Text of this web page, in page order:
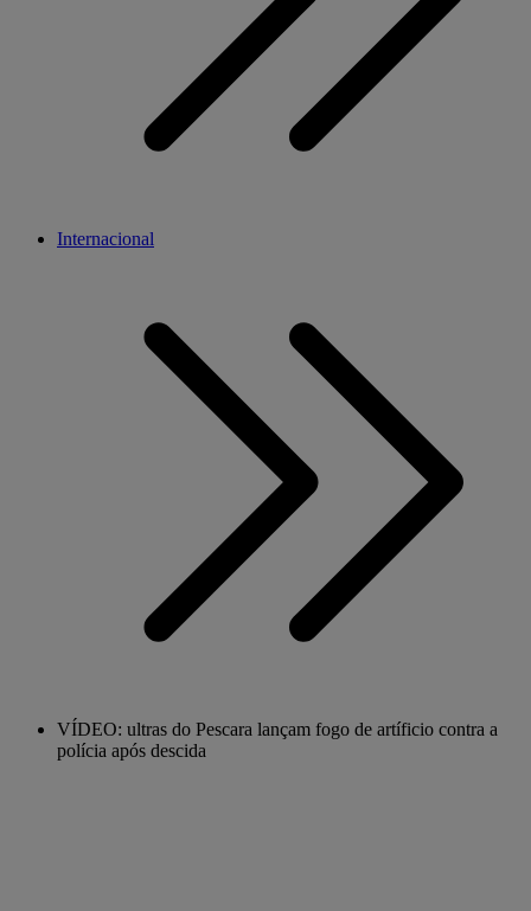
Internacional
VÍDEO: ultras do Pescara lançam fogo de artíficio contra a
polícia após descida